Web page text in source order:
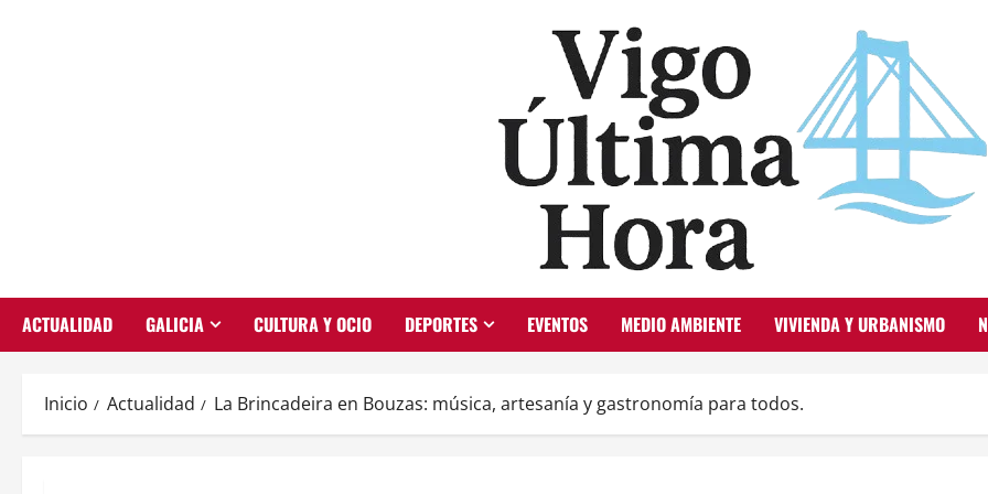
ACTUALIDAD GALICIA CULTURA Y OCIO DEPORTES EVENTOS MEDIO AMBIENTE VIVIENDA Y URBANISMO
Inicio Actualidad La Brincadeira en Bouzas: música, artesanía y gastronomía para todos.